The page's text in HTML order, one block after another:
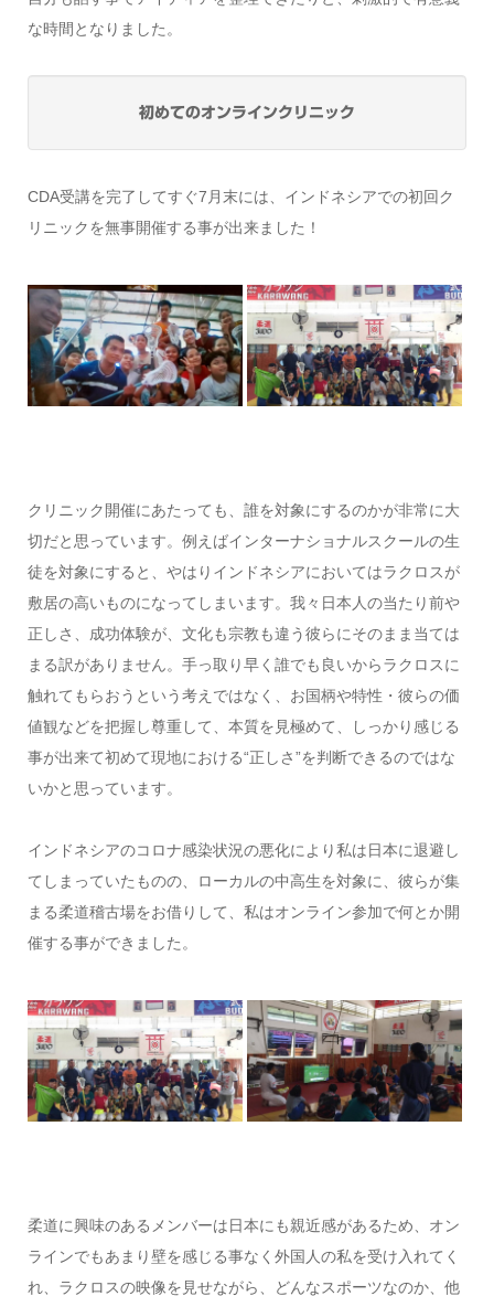
な時間となりました。
初めてのオンラインクリニック
CDA受講を完了してすぐ7月末には、インドネシアでの初回ク
リニックを無事開催する事が出来ました！
クリニック開催にあたっても、誰を対象にするのかが非常に大
切だと思っています。例えばインターナショナルスクールの生
徒を対象にすると、やはりインドネシアにおいてはラクロスが
敷居の高いものになってしまいます。我々日本人の当たり前や
正しさ、成功体験が、文化も宗教も違う彼らにそのまま当ては
まる訳がありません。手っ取り早く誰でも良いからラクロスに
触れてもらおうという考えではなく、お国柄や特性・彼らの価
値観などを把握し尊重して、本質を見極めて、しっかり感じる
事が出来て初めて現地における“正しさ”を判断できるのではな
いかと思っています。
インドネシアのコロナ感染状況の悪化により私は日本に退避し
てしまっていたものの、ローカルの中高生を対象に、彼らが集
まる柔道稽古場をお借りして、私はオンライン参加で何とか開
催する事ができました。
柔道に興味のあるメンバーは日本にも親近感があるため、オン
ラインでもあまり壁を感じる事なく外国人の私を受け入れてく
れ、ラクロスの映像を見せながら、どんなスポーツなのか、他